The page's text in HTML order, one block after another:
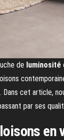
de luminosité
cet article,
par ses
en